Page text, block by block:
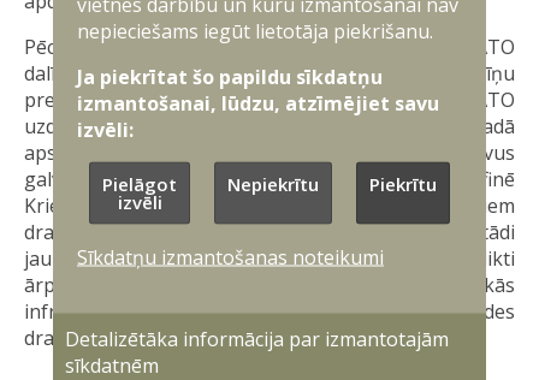
Pēc 2001. gada 11. septembra notikumiem NATO
dalībvalstis papildināja NATO mērķus nosakot cīņu
pret globālo terorisma izplatību kā vienu no NATO
uzdevumiem. Šobrīd saskaņā ar 2022. gadā
apstiprināto Stratēģisko koncepciju NATO kā divus
galvenos draudus Eiroatlantiskajai drošībai definē
Krievijas agresiju un terorismu.Bez tradicionāliem
draudiem Stratēģiskajā koncepcijā ietverti arī tādi
jauni drošības izaicinājumi kā nestabilitāte un konflikti
ārpus NATO robežām, kibernoziegumi, kritiskās
infrastruktūras un enerģētiskā drošība, kā arī vides
draudi un resursu trūkums.
nepieciešams iegūt lietotāja piekrišanu.
Ja piekrītat šo papildu sīkdatņu
izmantošanai, lūdzu, atzīmējiet savu
izvēli:
Pielāgot
izvēli
Nepiekrītu Piekrītu
Sīkdatņu izmantošanas noteikumi
Detalizētāka informācija par izmantotajām
sīkdatnēm